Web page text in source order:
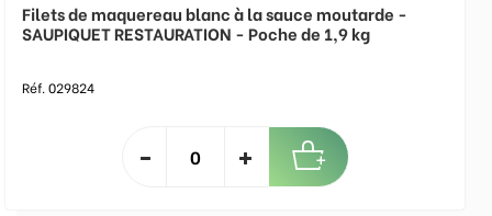
Filets de maquereau blanc à la sauce moutarde -
SAUPIQUET RESTAURATION - Poche de 1,9 kg
Réf. 029824